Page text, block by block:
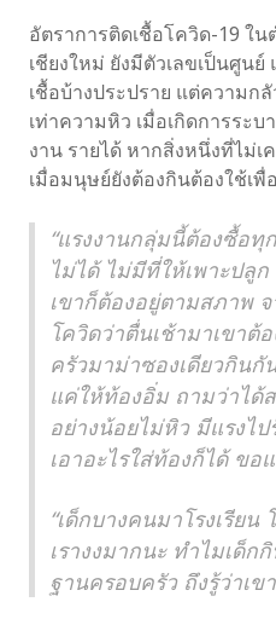
อัตราการติดเชื้อโควิด-19 ใ
เชียงใหม่ ยังมีตัวเลขเป็นศูน
เชื้อบ้างประปราย แต่ความก
เท่าความหิว เมื่อเกิดการระ
งาน รายได้ หากสิ่งหนึ่งที่ไม่เ
เมื่อมนุษย์ยังต้องกินต้องใช้เพื่
“แรงงานกลุ่มนี้ต้องซื้อทุ
ไม่ได้ ไม่มีที่ให้เพาะปลูก
เขาก็ต้องอยู่ตามสภาพ
โควิดว่าตื่นเช้ามาเขาต้
ครัวมาม่าซองเดียวกินกั
แค่ให้ท้องอิ่ม ถามว่าได้
อย่างน้อยไม่หิว มีแรงไ
เอาอะไรใส่ท้องก็ได้ ขอ
“เด็กบางคนมาโรงเรีย
เรางงมากนะ ทำไมเด็
ฐานครอบครัว ถึงรู้ว่าเข